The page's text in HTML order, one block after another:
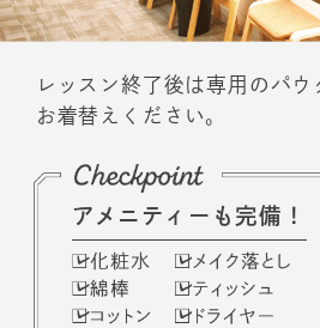
レッスン終了後は専用のパウ
お着替えください。
アメニティーも完備！